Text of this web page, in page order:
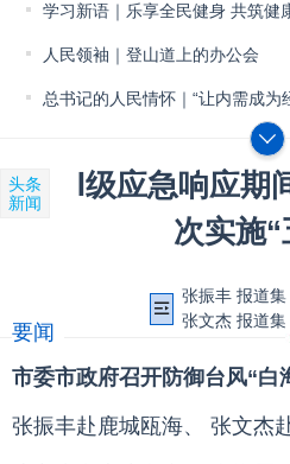
学习新语｜乐享全民健身 共筑健
人民领袖｜登山道上的办公会
总书记的人民情怀｜“让内需成为
头条
新闻
Ⅰ级应急响应
次实施
张振丰 报道集
张文杰 报道集
要闻
市委市政府召开防御台风“白
张振丰赴鹿城瓯海、 张文杰